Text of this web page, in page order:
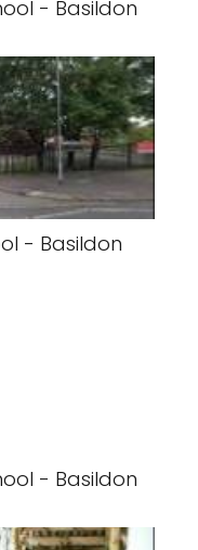
- Basildon
- Basildon
- Basildon